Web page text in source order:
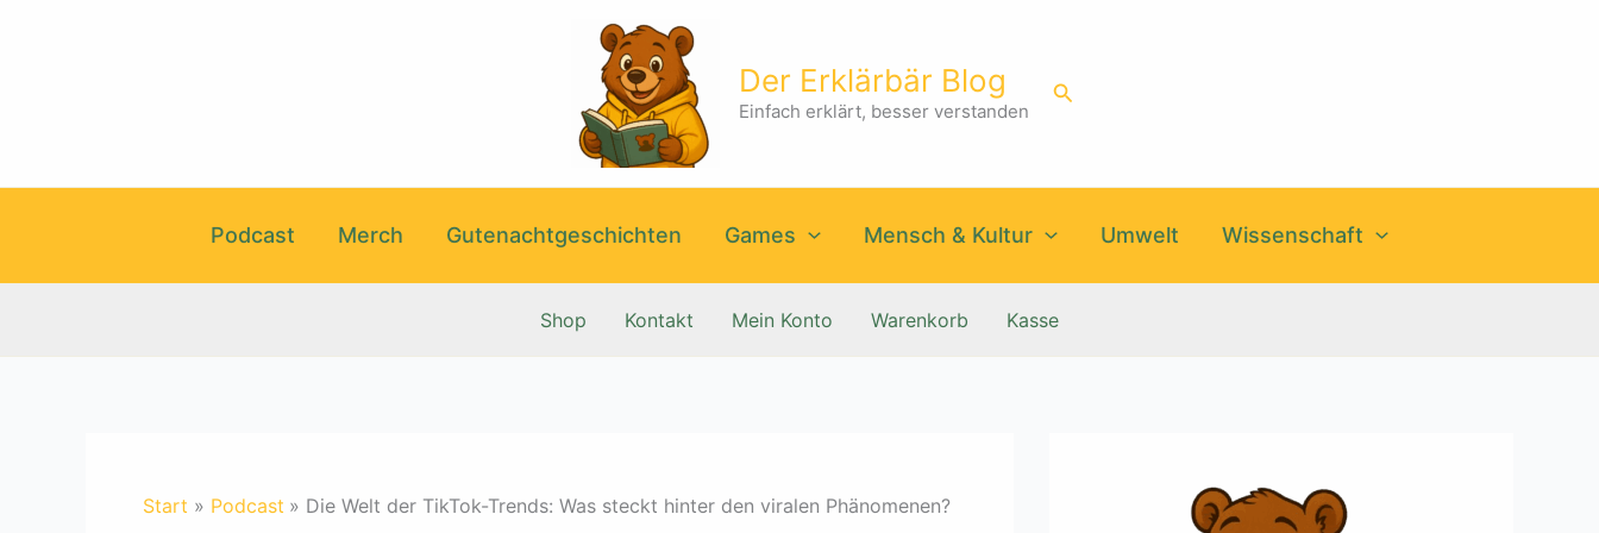
Der Erklärbär Blog
Einfach erklärt, besser verstanden
Suchen
Podcast Merch Gutenachtgeschichten Games Mensch & Kultur Umwelt Wissenschaft
Shop Kontakt Mein Konto Warenkorb Kasse
Start Podcast Die Welt der TikTok-Trends: Was steckt hinter den viralen Phänomenen?